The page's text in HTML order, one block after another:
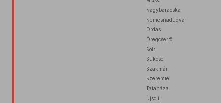
Nagybaracska
Nemesnádudvar
Ordas
Öregcsertő
Solt
Sükösd
Szakmár
Szeremle
Tataháza
Újsolt